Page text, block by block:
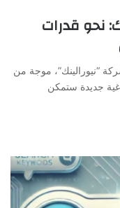
نحو قدرات
“نيورالينك”، موجة من
جديدة ستمكن